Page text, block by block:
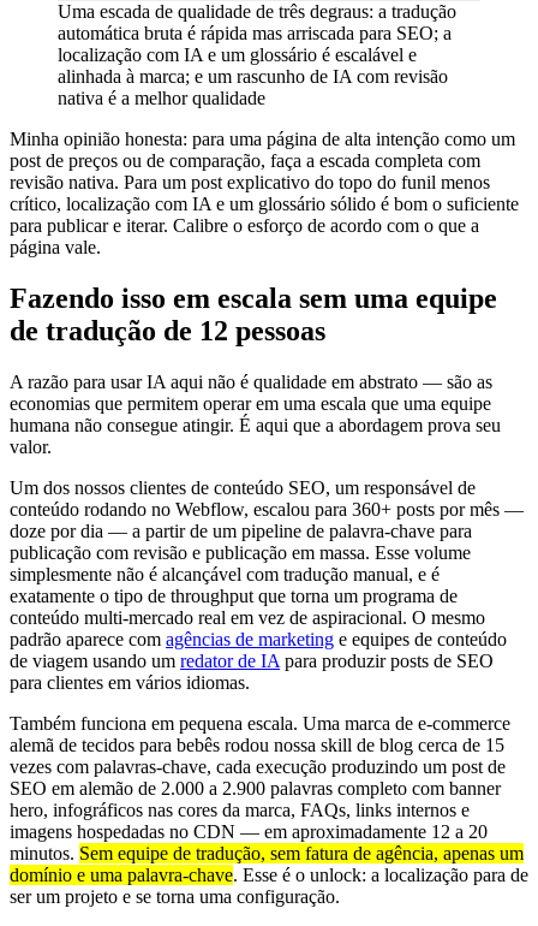
Uma escada de qualidade de três degraus: a tradução
automática bruta é rápida mas arriscada para SEO; a
localização com IA e um glossário é escalável e
alinhada à marca; e um rascunho de IA com revisão
nativa é a melhor qualidade
Minha opinião honesta: para uma página de alta intenção como um
post de preços ou de comparação, faça a escada completa com
revisão nativa. Para um post explicativo do topo do funil menos
crítico, localização com IA e um glossário sólido é bom o suficiente
para publicar e iterar. Calibre o esforço de acordo com o que a
página vale.
Fazendo isso em escala sem uma equipe
de tradução de 12 pessoas
A razão para usar IA aqui não é qualidade em abstrato — são as
economias que permitem operar em uma escala que uma equipe
humana não consegue atingir. É aqui que a abordagem prova seu
valor.
Um dos nossos clientes de conteúdo SEO, um responsável de
conteúdo rodando no Webflow, escalou para 360+ posts por mês —
doze por dia — a partir de um pipeline de palavra-chave para
publicação com revisão e publicação em massa. Esse volume
simplesmente não é alcançável com tradução manual, e é
exatamente o tipo de throughput que torna um programa de
conteúdo multi-mercado real em vez de aspiracional. O mesmo
padrão aparece com agências de marketing e equipes de conteúdo
de viagem usando um redator de IA para produzir posts de SEO
para clientes em vários idiomas.
Também funciona em pequena escala. Uma marca de e-commerce
alemã de tecidos para bebês rodou nossa skill de blog cerca de 15
vezes com palavras-chave, cada execução produzindo um post de
SEO em alemão de 2.000 a 2.900 palavras completo com banner
hero, infográficos nas cores da marca, FAQs, links internos e
imagens hospedadas no CDN — em aproximadamente 12 a 20
minutos. Sem equipe de tradução, sem fatura de agência, apenas um
domínio e uma palavra-chave. Esse é o unlock: a localização para de
ser um projeto e se torna uma configuração.